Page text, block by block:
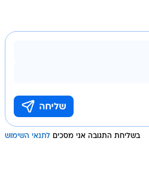
בשליחת התגובה אני מסכים לתנאי השימוש